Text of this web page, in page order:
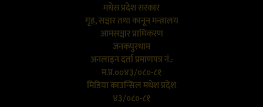
मधेस प्रदेश सरकार
गृह, सञ्चार तथा कानून मन्त्रालय
आमसञ्चार प्राधिकरण
जनकपुरधाम
अनलाइन दर्ता प्रमाणपत्र नं.:
म.प्र.००४३/०८०-८१
मिडिया काउन्सिल मधेश प्रदेश
४३/०८०-८१